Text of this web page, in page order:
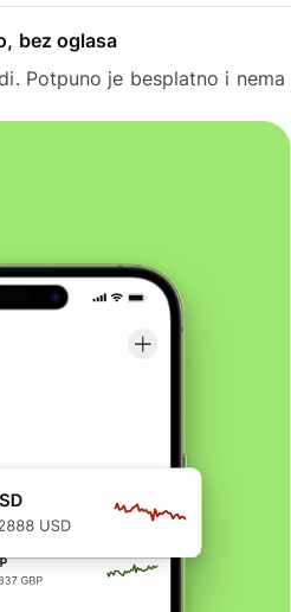
bez oglasa
Potpuno je besplatno i nema